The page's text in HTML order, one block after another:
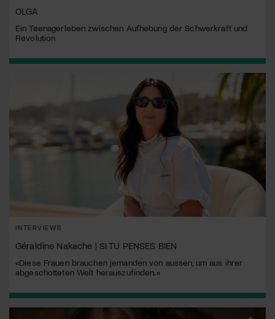
OLGA
Ein Teenagerleben zwischen Aufhebung der Schwerkraft und
Revolution
INTERVIEWS
Géraldine Nakache | SI TU PENSES BIEN
«Diese Frauen brauchen jemanden von aussen, um aus ihrer
abgeschotteten Welt herauszufinden.»